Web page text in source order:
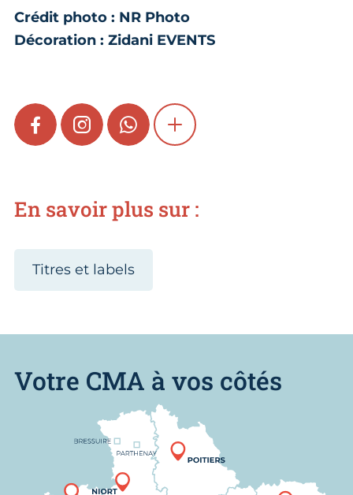
Crédit photo : NR Photo
Décoration : Zidani EVENTS
FACEBOOKINSTAGRAMWHATSAPPSHOW MORE
En savoir plus sur :
Titres et labels
Votre CMA à vos côtés